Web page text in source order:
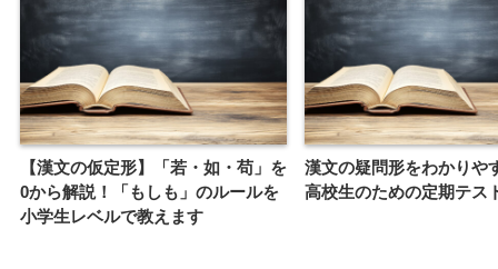
【漢文の仮定形】「若・如・苟」を
0から解説！「もしも」のルールを
小学生レベルで教えます
漢文の疑問形をわかりや
高校生のための定期テス